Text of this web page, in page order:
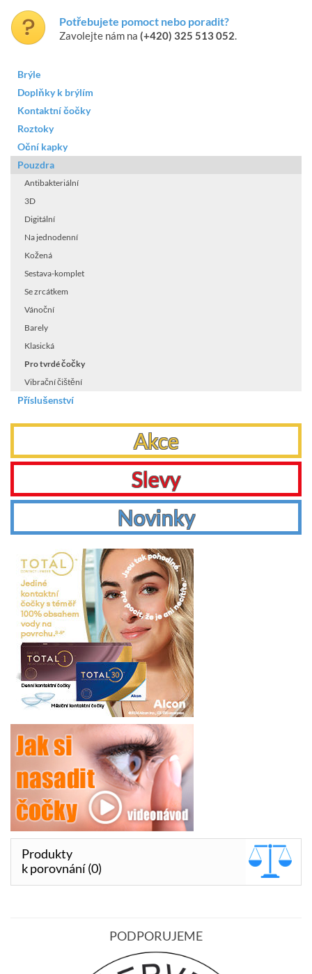
Potřebujete pomoct nebo poradit?
Zavolejte nám na (+420) 325 513 052.
Brýle
Doplňky k brýlím
Kontaktní čočky
Roztoky
Oční kapky
Pouzdra
Antibakteriální
3D
Digitální
Na jednodenní
Kožená
Sestava-komplet
Se zrcátkem
Vánoční
Barely
Klasická
Pro tvrdé čočky
Vibrační čištění
Příslušenství
Akce
Slevy
Novinky
Produkty
k porovnání (0)
PODPORUJEME